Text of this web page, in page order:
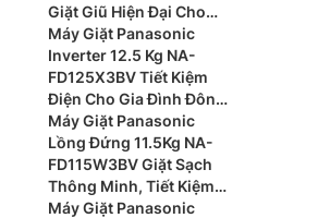
Giặt Giũ Hiện Đại Cho
Gia Đình Đông Thành
Viên
Máy Giặt Panasonic
Inverter 12.5 Kg NA-
FD125X3BV Tiết Kiệm
Điện Cho Gia Đình Đông
Thành Viên
Máy Giặt Panasonic
Lồng Đứng 11.5Kg NA-
FD115W3BV Giặt Sạch
Thông Minh, Tiết Kiệm
Điện Và Chăm Sóc Quần
Máy Giặt Panasonic